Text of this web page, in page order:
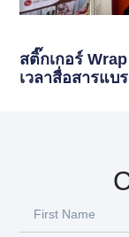
สติ๊กเกอร์
เวลาสื่อสารแบ